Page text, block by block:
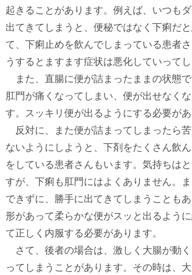
起きることがあります。例えば、いつも
出てきてしまうと、便秘ではなく下痢だ
て、下痢止めを飲んでしまっている患者
うするとますます症状は悪化していってし
また、直腸に便が詰まったままの状態
肛門が痛くなってしまい、便が出せなく
す。スッキリ便が出るようにする必要があ
反対に、また便が詰まってしまったら
ないようにしようと、下剤をたくさん飲
をしている患者さんもいます。気持ちは
すが、下痢も肛門にはよくありません。
できずに、勝手に出てきてしまうことも
形があって柔らかな便がスッと出るよう
て正しく内服する必要があります。
さて、後者の場合は、激しく大腸が動
ってしまうことがあります。その時は、